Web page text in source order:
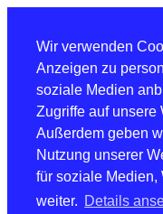
Wir verwenden
Anzeigen zu
soziale Medien
Zugriffe auf unsere
Außerdem geben
Nutzung unserer
für soziale Medien,
weiter. Details